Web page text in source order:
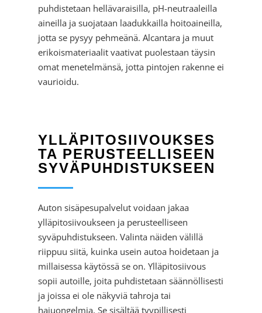
puhdistetaan hellävaraisilla, pH-neutraaleilla
aineilla ja suojataan laadukkailla hoitoaineilla,
jotta se pysyy pehmeänä. Alcantara ja muut
erikoismateriaalit vaativat puolestaan täysin
omat menetelmänsä, jotta pintojen rakenne ei
vaurioidu.
YLLÄPITOSIIVOUKSES
TA PERUSTEELLISEEN
SYVÄPUHDISTUKSEEN
Auton sisäpesupalvelut voidaan jakaa
ylläpitosiivoukseen ja perusteelliseen
syväpuhdistukseen. Valinta näiden välillä
riippuu siitä, kuinka usein autoa hoidetaan ja
millaisessa käytössä se on. Ylläpitosiivous
sopii autoille, joita puhdistetaan säännöllisesti
ja joissa ei ole näkyviä tahroja tai
hajuongelmia. Se sisältää tyypillisesti